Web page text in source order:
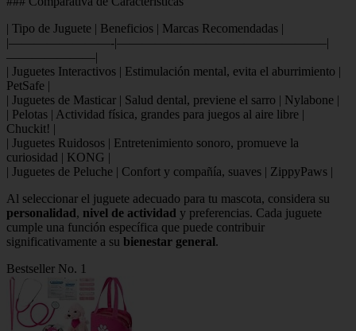
| Tipo de Juguete | Beneficios | Marcas Recomendadas |
|————————-|————————————————–|
———————|
| Juguetes Interactivos | Estimulación mental, evita el aburrimiento |
PetSafe |
| Juguetes de Masticar | Salud dental, previene el sarro | Nylabone |
| Pelotas | Actividad física, grandes para juegos al aire libre |
Chuckit! |
| Juguetes Ruidosos | Entretenimiento sonoro, promueve la
curiosidad | KONG |
| Juguetes de Peluche | Confort y compañía, suaves | ZippyPaws |
Al seleccionar el juguete adecuado para tu mascota, considera su
personalidad, nivel de actividad y preferencias. Cada juguete
cumple una función específica que puede contribuir
significativamente a su bienestar general.
Bestseller No. 1